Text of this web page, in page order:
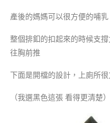
產後的媽媽可以很方便的哺乳
整個排釦的扣起來的時候支
往胸前推
下面是開檔的設計，上廁所
（我選黑色這張 看得更清楚）